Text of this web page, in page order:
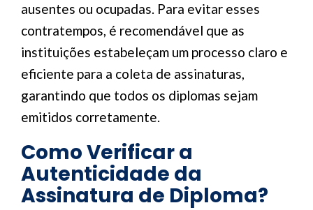
ausentes ou ocupadas. Para evitar esses
contratempos, é recomendável que as
instituições estabeleçam um processo claro e
eficiente para a coleta de assinaturas,
garantindo que todos os diplomas sejam
emitidos corretamente.
Como Verificar a
Autenticidade da
Assinatura de Diploma?